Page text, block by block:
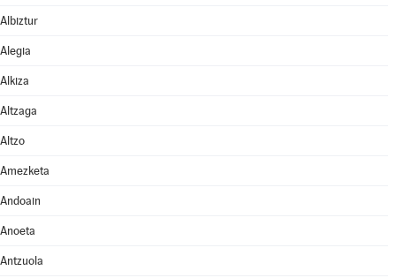
Albiztur
Alegia
Alkiza
Altzaga
Altzo
Amezketa
Andoain
Anoeta
Antzuola